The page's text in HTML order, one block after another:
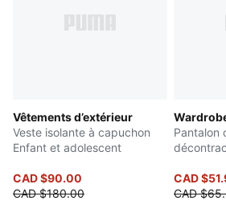
Vêtements d’extérieur
Veste isolante à capuchon
Enfant et adolescent
CAD $90.00
CAD $180.00
Pantalon
CAD
CAD